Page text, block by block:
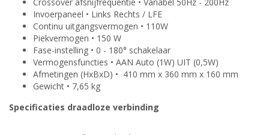
Crossover afsnijfrequentie • Variabel 50Hz - 200Hz
Invoerpaneel • Links Rechts / LFE
Continu uitgangsvermogen • 110W
Piekvermogen • 150 W
Fase-instelling • 0 - 180° schakelaar
Vermogensfuncties • AAN Auto (1W) UIT (0,5W)
Afmetingen (HxBxD) • 410 mm x 360 mm x 160 mm
Gewicht • 7,65 kg
Specificaties draadloze verbinding